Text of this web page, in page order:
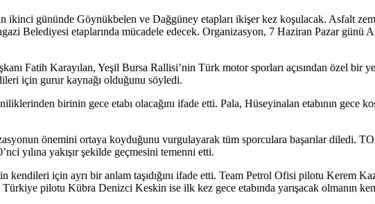
ikinci gününde Göynükbelen ve Dağgüney etapları ikişer kez koşulacak. Asfalt
Belediyesi etaplarında mücadele edecek. Organizasyon, 7 Haziran Pazar
Fatih Karayılan, Yeşil Bursa Rallisi’nin Türk motor sporları açısından özel bir
için gurur kaynağı olduğunu söyledi.
birinin gece etabı olacağını ifade etti. Pala, Hüseyinalan etabının gece
önemini ortaya koyduğunu vurgulayarak tüm sporculara başarılar diledi.
yılına yakışır şekilde geçmesini temenni etti.
için ayrı bir anlam taşıdığını ifade etti. Team Petrol Ofisi pilotu Kerem
Türkiye pilotu Kübra Denizci Keskin ise ilk kez gece etabında yarışacak olmanın